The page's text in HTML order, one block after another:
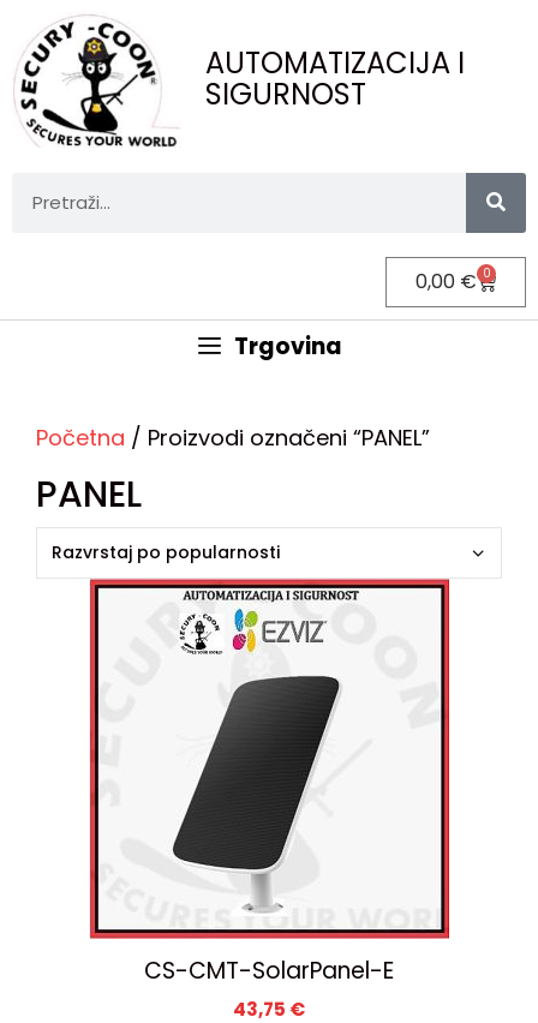
AUTOMATIZACIJA I
SIGURNOST
0,00 € 0
Trgovina
Početna / Proizvodi označeni “PANEL”
PANEL
CS-CMT-SolarPanel-E
43,75 €